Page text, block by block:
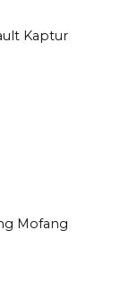
Kaptur
Mofang